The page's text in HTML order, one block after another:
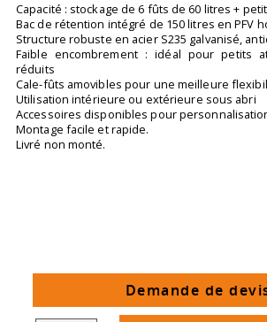
Capacité : stockage de 6 fûts de 60 litres +
Bac de rétention intégré de 150 litres en PFV
Structure robuste en acier S235 galvanisé,
Faible encombrement : idéal pour petits
réduits
Cale-fûts amovibles pour une meilleure
Utilisation intérieure ou extérieure sous abri
Accessoires disponibles pour
Montage facile et rapide.
Livré non monté.
Demande de